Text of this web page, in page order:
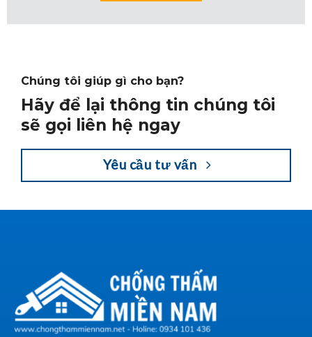
Chúng tôi giúp gì cho bạn?
Hãy để lại thông tin chúng tôi
sẽ gọi liên hệ ngay
Yêu cầu tư vấn